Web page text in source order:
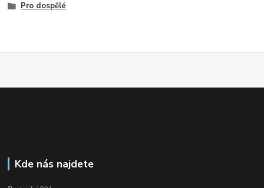
Pro dospělé
Kde nás najdete